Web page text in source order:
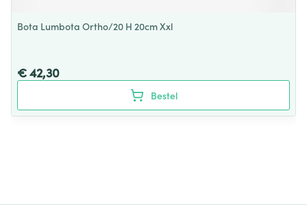
Bota Lumbota Ortho/20 H 20cm Xxl
€ 42,30
Bestel